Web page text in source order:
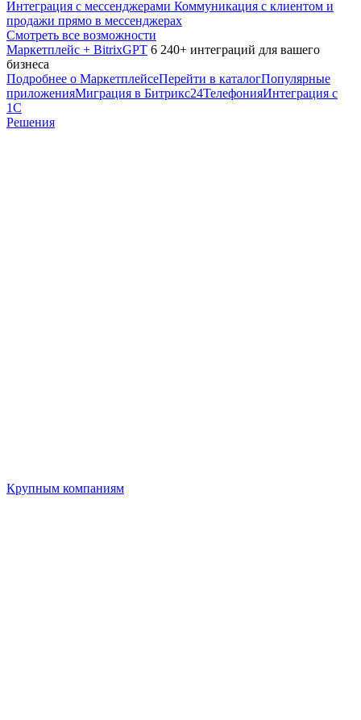
Интеграция с мессенджерами Коммуникация с клиентом и
продажи прямо в мессенджерах
Смотреть все возможности
Маркетплейс + BitrixGPT 6 240+ интеграций для вашего
бизнеса
Подробнее о МаркетплейсеПерейти в каталогПопулярные
приложенияМиграция в Битрикс24ТелефонияИнтеграция с
1С
Решения
Крупным компаниям